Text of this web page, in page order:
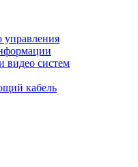
управления
видео систем
кабель